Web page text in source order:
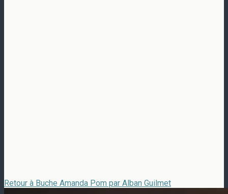
Retour à Buche Amanda Pom par Alban Guilmet